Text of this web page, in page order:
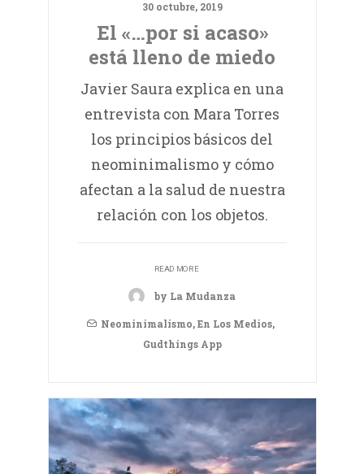
30 octubre, 2019
El «…por si acaso»
está lleno de miedo
Javier Saura explica en una
entrevista con Mara Torres
los principios básicos del
neominimalismo y cómo
afectan a la salud de nuestra
relación con los objetos.
READ MORE
by La Mudanza
Neominimalismo,En Los Medios,
Gudthings App